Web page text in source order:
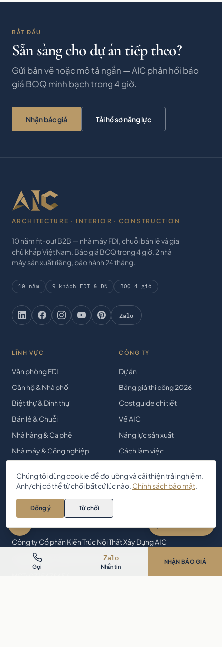
BẮT ĐẦU
Sẵn sàng cho dự án tiếp theo?
Gửi bản vẽ hoặc mô tả ngắn — AIC phản hồi báo
giá BOQ minh bạch trong 4 giờ.
Nhận báo giá Tải hồ sơ năng lực
ARCHITECTURE · INTERIOR · CONSTRUCTION
10 năm fit-out B2B — nhà máy FDI, chuỗi bán lẻ và gia
chủ khắp Việt Nam. Báo giá BOQ trong 4 giờ, 2 nhà
máy sản xuất riêng, bảo hành 24 tháng.
10 năm 9 khách FDI & DN BOQ 4 giờ
Zalo
LĨNH VỰC
Văn phòng FDI
Căn hộ & Nhà phố
Biệt thự & Dinh thự
Bán lẻ & Chuỗi
Nhà hàng & Cà phê
Nhà máy & Công nghiệp
CÔNG TY
Dự án
Bảng giá thi công 2026
Cost guide chi tiết
Về AIC
Năng lực sản xuất
Cách làm việc
Insights
Công ty Cổ phần Kiến Trúc Nội Thất Xây Dựng AIC
05 Hồng Hà, P. Tân Sơn Hòa, TP. Hồ Chí Minh
Gọi
Zalo
Nhắn tin
NHẬN BÁO GIÁ
Anh/chị cần tư vấn thiết kế – thi
công nội thất? Chat với AIC 👋
Chúng tôi dùng cookie để đo lường và cải thiện trải nghiệm.
Anh/chị có thể từ chối bất cứ lúc nào. Chính sách bảo mật.
Đồng ý Từ chối